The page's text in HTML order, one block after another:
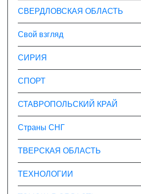
СВЕРДЛОВСКАЯ ОБЛАСТЬ
Свой взгляд
СИРИЯ
СПОРТ
СТАВРОПОЛЬСКИЙ КРАЙ
Страны СНГ
ТВЕРСКАЯ ОБЛАСТЬ
ТЕХНОЛОГИИ